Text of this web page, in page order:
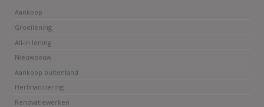
Aankoop
Groeilening
All-in lening
Nieuwbouw
Aankoop buitenland
Herfinanciering
Renovatiewerken